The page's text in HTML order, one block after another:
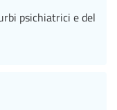
psichiatrici e del